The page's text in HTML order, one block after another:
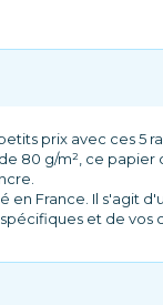
prix avec ces 5
80 g/m², ce papier
en France. Il s'agit
et de vos